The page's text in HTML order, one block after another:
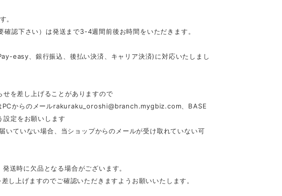
。
認下さい）は発送まで3-4週間前後お時間をいただきます。
easy、銀行振込、後払い決済、キャリア決済)に対応いたしまし
を差し上げることがありますので
からのメールrakuraku_oroshi@branch.mygbiz.com 、BASE
設定をお願いします
ていない場合、当ショップからのメールが受け取れていない可
送時に欠品となる場合がございます。
し上げますのでご確認いただきますようお願いいたします。